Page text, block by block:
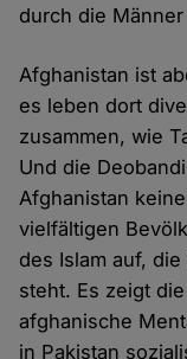
durch die
Afghanistan ist
es leben dort
zusammen, wie
Und die
Afghanistan
vielfältigen
des Islam auf,
steht. Es zeigt
afghanische
in Pakistan